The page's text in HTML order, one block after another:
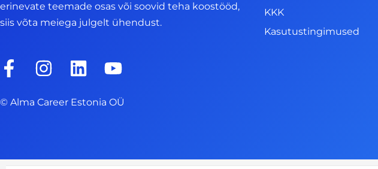
erinevate teemade osas või soovid teha koostööd,
siis võta meiega julgelt ühendust.
F
c
o
I
s
g
L
n
d
Y
u
b
© Alma Career Estonia OÜ
KKK
Kasutustingimused